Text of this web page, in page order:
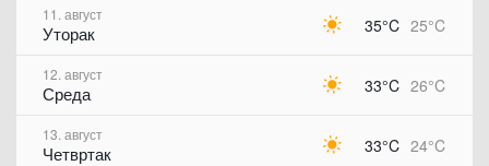
11. август
Уторак 35°C 25°C
12. август
Среда 33°C 26°C
13. август
Четвртак 33°C 24°C